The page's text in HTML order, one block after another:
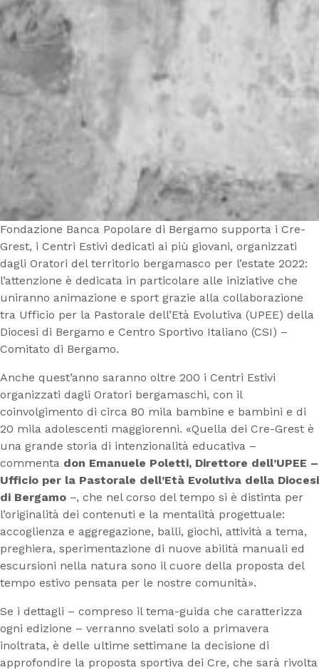
Fondazione Banca Popolare di Bergamo supporta i Cre-
Grest, i Centri Estivi dedicati ai più giovani, organizzati
dagli Oratori del territorio bergamasco per l’estate 2022:
l’attenzione è dedicata in particolare alle iniziative che
uniranno animazione e sport grazie alla collaborazione
tra Ufficio per la Pastorale dell’Età Evolutiva (UPEE) della
Diocesi di Bergamo e Centro Sportivo Italiano (CSI) –
Comitato di Bergamo.
Anche quest’anno saranno oltre 200 i Centri Estivi
organizzati dagli Oratori bergamaschi, con il
coinvolgimento di circa 80 mila bambine e bambini e di
20 mila adolescenti maggiorenni. «Quella dei Cre-Grest è
una grande storia di intenzionalità educativa –
commenta don Emanuele Poletti, Direttore dell’UPEE –
Ufficio per la Pastorale dell’Età Evolutiva della Diocesi
di Bergamo –, che nel corso del tempo si è distinta per
l’originalità dei contenuti e la mentalità progettuale:
accoglienza e aggregazione, balli, giochi, attività a tema,
preghiera, sperimentazione di nuove abilità manuali ed
escursioni nella natura sono il cuore della proposta del
tempo estivo pensata per le nostre comunità».
Se i dettagli – compreso il tema-guida che caratterizza
ogni edizione – verranno svelati solo a primavera
inoltrata, è delle ultime settimane la decisione di
approfondire la proposta sportiva dei Cre, che sarà rivolta